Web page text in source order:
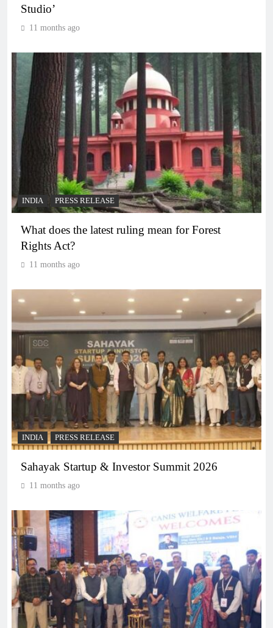
Studio’
11 months ago
INDIA PRESS RELEASE
What does the latest ruling mean for Forest
Rights Act?
11 months ago
INDIA PRESS RELEASE
Sahayak Startup & Investor Summit 2026
11 months ago